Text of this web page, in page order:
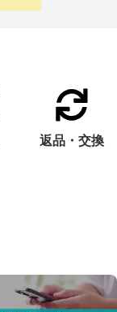
返品・交換